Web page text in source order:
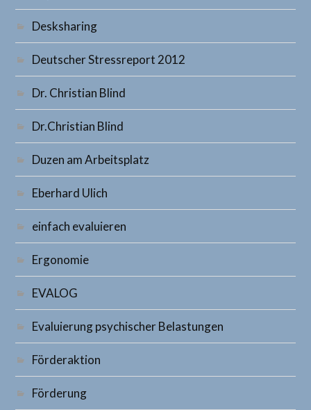
Desksharing
Deutscher Stressreport 2012
Dr. Christian Blind
Dr.Christian Blind
Duzen am Arbeitsplatz
Eberhard Ulich
einfach evaluieren
Ergonomie
EVALOG
Evaluierung psychischer Belastungen
Förderaktion
Förderung